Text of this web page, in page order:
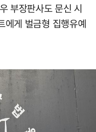
부장판사도 문신 시
에게 벌금형 집행유예